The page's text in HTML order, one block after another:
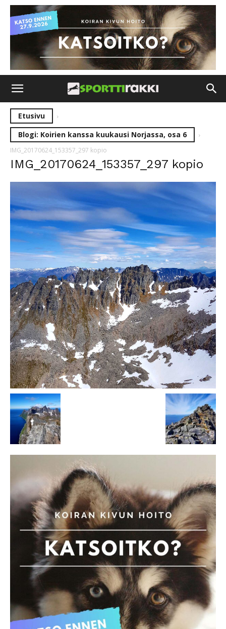
Etusivu
Blogi: Koirien kanssa kuukausi Norjassa, osa 6
IMG_20170624_153357_297 kopio
IMG_20170624_153357_297 kopio